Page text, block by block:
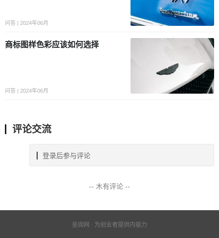
问答 | 2024年06月
商标图样色彩应该如何选择
问答 | 2024年06月
评论交流
登录后参与评论
-- 木有评论 --
垒阅网 · 为创业者提供内驱力